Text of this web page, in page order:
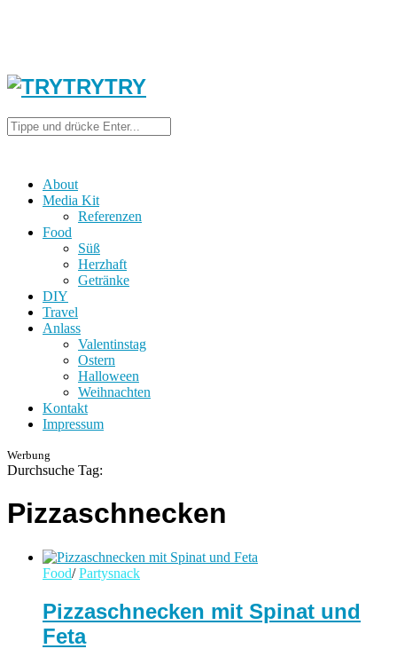
About
Media Kit
Referenzen
Food
Süß
Herzhaft
Getränke
DIY
Travel
Anlass
Valentinstag
Ostern
Halloween
Weihnachten
Kontakt
Impressum
Werbung
Durchsuche Tag:
Pizzaschnecken
Food/ Partysnack
Pizzaschnecken mit Spinat und
Feta